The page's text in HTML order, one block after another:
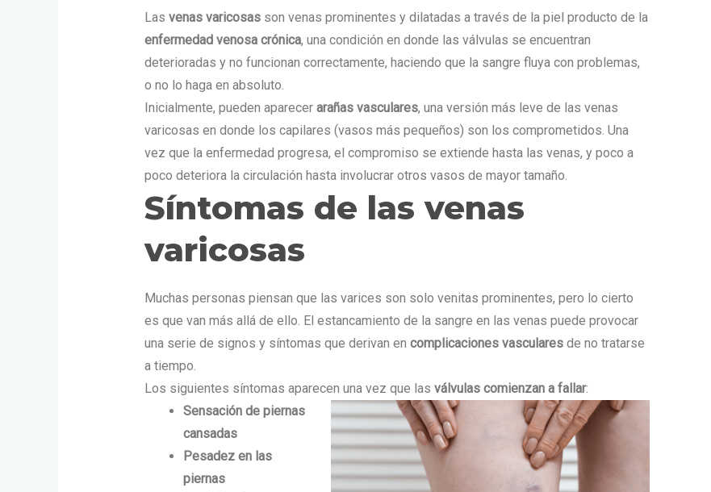
Las venas varicosasson venas prominentes y dilatadas a través de la piel producto de la
enfermedad venosa crónica, una condición en donde las válvulas se encuentran
deterioradas y no funcionan correctamente, haciendo que la sangre fluya con problemas,
o no lo haga en absoluto.
Inicialmente, pueden aparecer arañas vasculares, una versión más leve de las venas
varicosas en donde los capilares (vasos más pequeños) son los comprometidos. Una
vez que la enfermedad progresa, el compromiso se extiende hasta las venas, y poco a
poco deteriora la circulación hasta involucrar otros vasos de mayor tamaño.
Síntomas de las venas
varicosas
Muchas personas piensan que las varices son solo venitas prominentes, pero lo cierto
es que van más allá de ello. El estancamiento de la sangre en las venas puede provocar
una serie de signos y síntomas que derivan en complicaciones vascularesde no tratarse
a tiempo.
Los siguientes síntomas aparecen una vez que las válvulas comienzan a fallar:
Sensación de piernas
cansadas
Pesadez en las
piernas